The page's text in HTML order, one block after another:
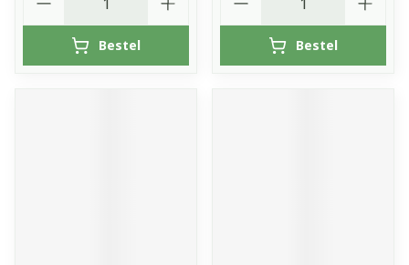
Bestel Bestel